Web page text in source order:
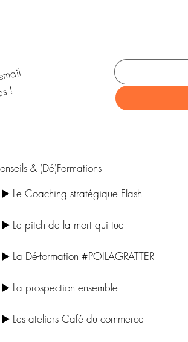
!
& (Dé)Formations
▶️ Le Coaching stratégique Flash
▶️ Le pitch de la mort qui tue
▶️ La Dé-formation #POILAGRATTER
▶️ La prospection ensemble
▶️ Les ateliers Café du commerce